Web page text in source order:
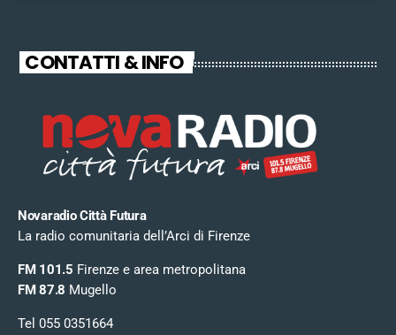
CONTATTI & INFO
Novaradio Città Futura
La radio comunitaria dell’Arci di Firenze
FM 101.5 Firenze e area metropolitana
FM 87.8 Mugello
Tel 055 0351664